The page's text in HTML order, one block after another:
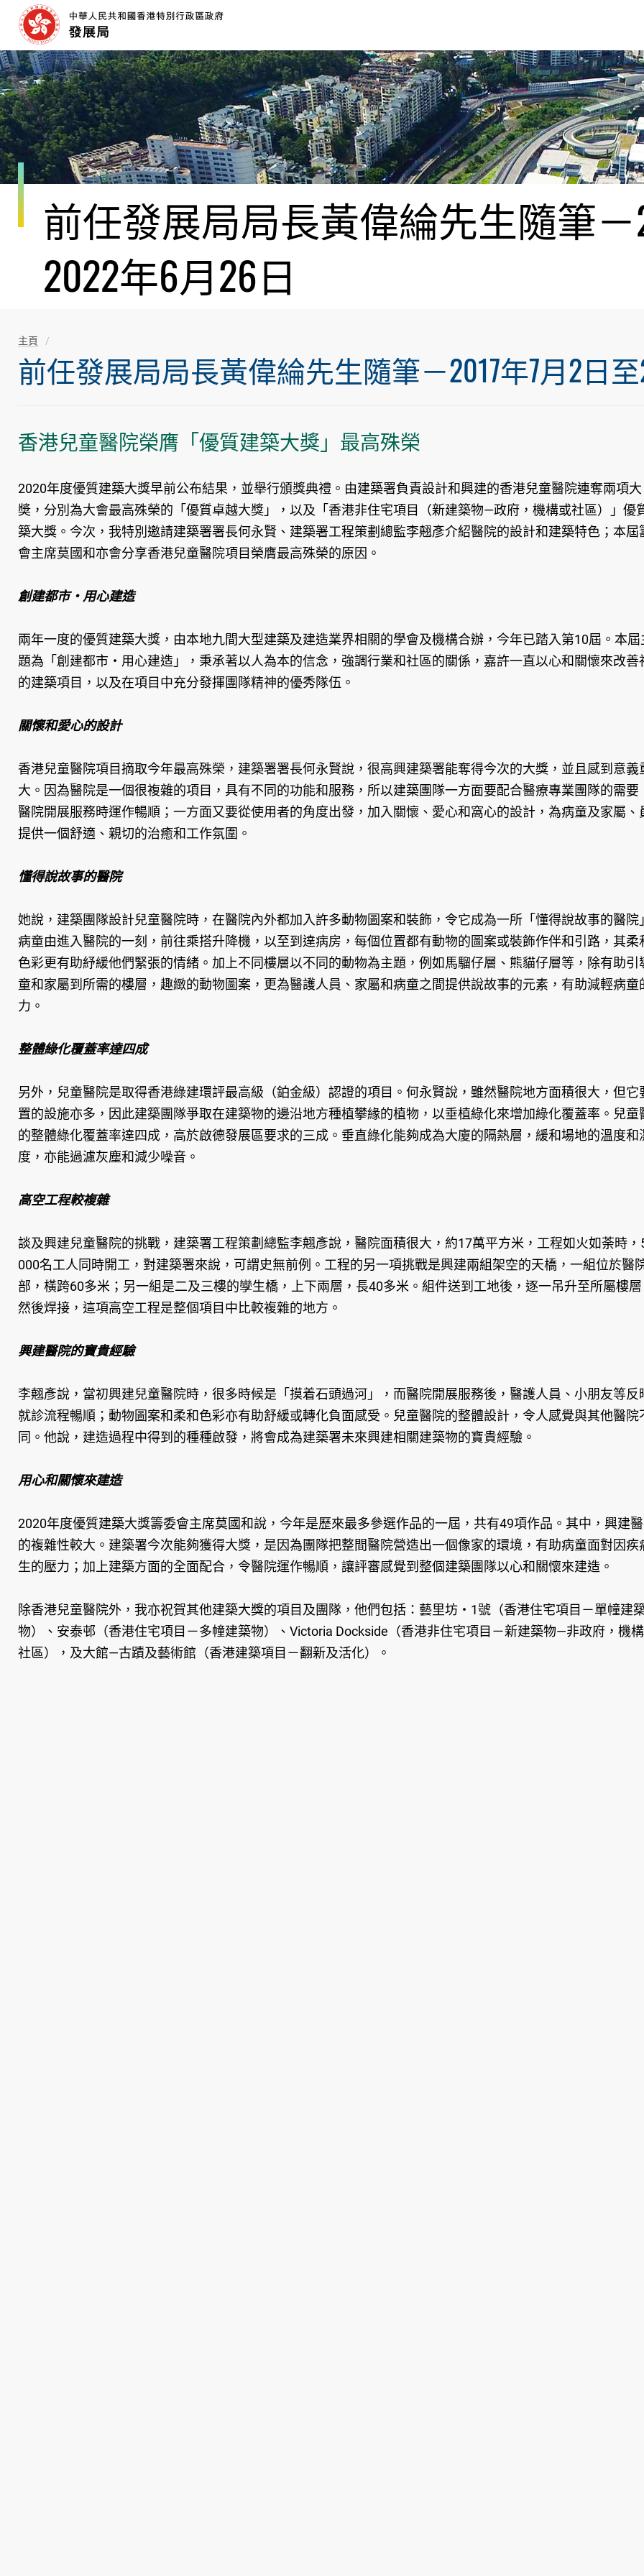
容
開
始
前任發展局局長黃偉綸先生隨筆－
2022年6月26日
主頁
前任發展局局長黃偉綸先生隨筆－2017年7月2日
香港兒童醫院榮膺「優質建築大獎」最高殊榮
2020年度優質建築大獎早前公布結果，並舉行頒獎典禮。由建築署負責設計和興建的香港兒童醫院連奪兩項大
奬，分別為大會最高殊榮的「優質卓越大獎」，以及「香港非住宅項目（新建築物—政府，機構或社區）」優
築大獎。今次，我特別邀請建築署署長何永賢、建築署工程策劃總監李翹彥介紹醫院的設計和建築特色；本屆
會主席莫國和亦會分享香港兒童醫院項目榮膺最高殊榮的原因。
創建都市‧用心建造
兩年一度的優質建築大獎，由本地九間大型建築及建造業界相關的學會及機構合辦，今年已踏入第10屆。本屆
題為「創建都市‧用心建造」，秉承著以人為本的信念，強調行業和社區的關係，嘉許一直以心和關懷來改善
的建築項目，以及在項目中充分發揮團隊精神的優秀隊伍。
關懷和愛心的設計
香港兒童醫院項目摘取今年最高殊榮，建築署署長何永賢說，很高興建築署能奪得今次的大獎，並且感到意義
大。因為醫院是一個很複雜的項目，具有不同的功能和服務，所以建築團隊一方面要配合醫療專業團隊的需要
醫院開展服務時運作暢順；一方面又要從使用者的角度出發，加入關懷、愛心和窩心的設計，為病童及家屬、
提供一個舒適、親切的治癒和工作氛圍。
懂得說故事的醫院
她說，建築團隊設計兒童醫院時，在醫院內外都加入許多動物圖案和裝飾，令它成為一所「懂得說故事的醫院
病童由進入醫院的一刻，前往乘搭升降機，以至到達病房，每個位置都有動物的圖案或裝飾作伴和引路，其柔
色彩更有助紓緩他們緊張的情緒。加上不同樓層以不同的動物為主題，例如馬騮仔層、熊貓仔層等，除有助引
童和家屬到所需的樓層，趣緻的動物圖案，更為醫護人員、家屬和病童之間提供說故事的元素，有助減輕病童
力。
整體綠化覆蓋率達四成
另外，兒童醫院是取得香港綠建環評最高級（鉑金級）認證的項目。何永賢說，雖然醫院地方面積很大，但它
置的設施亦多，因此建築團隊爭取在建築物的邊沿地方種植攀緣的植物，以垂植綠化來增加綠化覆蓋率。兒童
的整體綠化覆蓋率達四成，高於啟德發展區要求的三成。垂直綠化能夠成為大廈的隔熱層，緩和場地的溫度和
度，亦能過濾灰塵和減少噪音。
高空工程較複雜
談及興建兒童醫院的挑戰，建築署工程策劃總監李翹彥說，醫院面積很大，約17萬平方米，工程如火如荼時，
000名工人同時開工，對建築署來說，可謂史無前例。工程的另一項挑戰是興建兩組架空的天橋，一組位於醫
部，橫跨60多米；另一組是二及三樓的孿生橋，上下兩層，長40多米。組件送到工地後，逐一吊升至所屬樓
然後焊接，這項高空工程是整個項目中比較複雜的地方。
興建醫院的寶貴經驗
李翹彥說，當初興建兒童醫院時，很多時候是「摸着石頭過河」，而醫院開展服務後，醫護人員、小朋友等反
就診流程暢順；動物圖案和柔和色彩亦有助舒緩或轉化負面感受。兒童醫院的整體設計，令人感覺與其他醫院
同。他說，建造過程中得到的種種啟發，將會成為建築署未來興建相關建築物的寶貴經驗。
用心和關懷來建造
2020年度優質建築大獎籌委會主席莫國和說，今年是歷來最多參選作品的一屆，共有49項作品。其中，興建
的複雜性較大。建築署今次能夠獲得大獎，是因為團隊把整間醫院營造出一個像家的環境，有助病童面對因疾
生的壓力；加上建築方面的全面配合，令醫院運作暢順，讓評審感覺到整個建築團隊以心和關懷來建造。
除香港兒童醫院外，我亦祝賀其他建築大獎的項目及團隊，他們包括：藝里坊‧1號（香港住宅項目－單幢建
物）、安泰邨（香港住宅項目－多幢建築物）、Victoria Dockside（香港非住宅項目－新建築物—非政府，機
社區），及大館—古蹟及藝術館（香港建築項目－翻新及活化）。